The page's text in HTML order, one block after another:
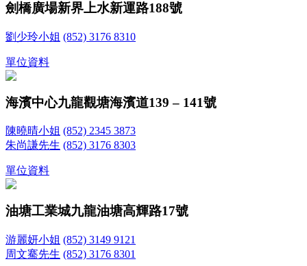
劍橋廣場新界上水新運路188號
劉少玲小姐 (852) 3176 8310
單位資料
海濱中心九龍觀塘海濱道139 – 141號
陳曉晴小姐 (852) 2345 3873
朱尚謙先生 (852) 3176 8303
單位資料
油塘工業城九龍油塘高輝路17號
游麗妍小姐 (852) 3149 9121
周文騫先生 (852) 3176 8301